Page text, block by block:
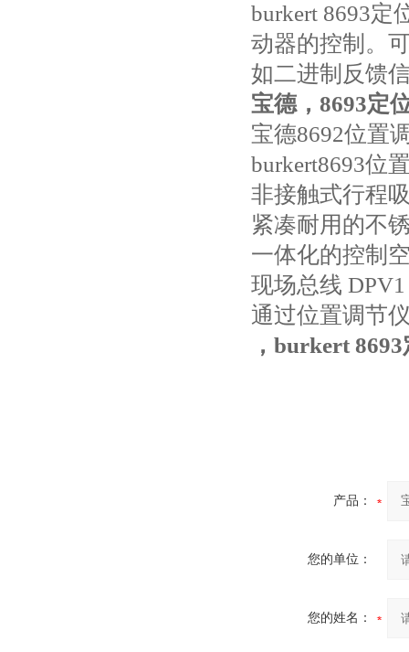
burkert 8693定
动器的控制。
如二进制反馈
宝德，8693定
宝德8692位置
burkert8693位
非接触式行程
紧凑耐用的不
一体化的控制
现场总线
通过位置调节
，burkert
产品：
您的单位：
您的姓名：